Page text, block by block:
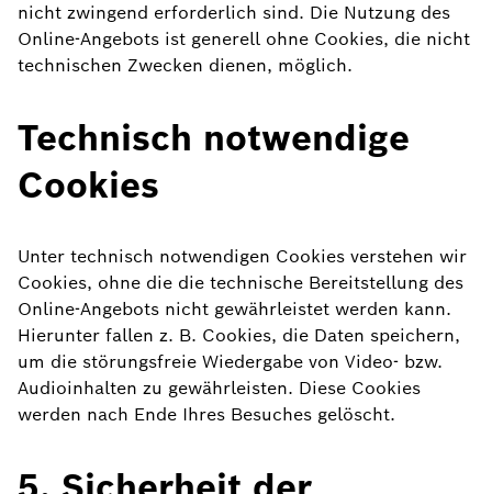
nicht zwingend erforderlich sind. Die Nutzung des
Online-Angebots ist generell ohne Cookies, die nicht
technischen Zwecken dienen, möglich.
Technisch notwendige
Cookies
Unter technisch notwendigen Cookies verstehen wir
Cookies, ohne die die technische Bereitstellung des
Online-Angebots nicht gewährleistet werden kann.
Hierunter fallen z. B. Cookies, die Daten speichern,
um die störungsfreie Wiedergabe von Video- bzw.
Audioinhalten zu gewährleisten. Diese Cookies
werden nach Ende Ihres Besuches gelöscht.